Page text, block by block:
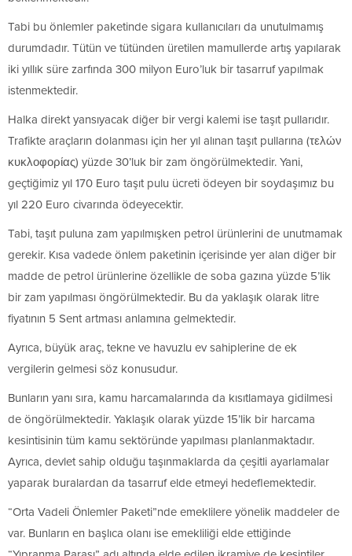
Tabi bu önlemler paketinde sigara kullanıcıları da unutulmamış
durumdadır. Tütün ve tütünden üretilen mamullerde artış yapılarak
iki yıllık süre zarfında 300 milyon Euro’luk bir tasarruf yapılmak
istenmektedir.
Halka direkt yansıyacak diğer bir vergi kalemi ise taşıt pullarıdır.
Trafikte araçların dolanması için her yıl alınan taşıt pullarına (τελών
κυκλοφορίας) yüzde 30’luk bir zam öngörülmektedir. Yani,
geçtiğimiz yıl 170 Euro taşıt pulu ücreti ödeyen bir soydaşımız bu
yıl 220 Euro civarında ödeyecektir.
Tabi, taşıt puluna zam yapılmışken petrol ürünlerini de unutmamak
gerekir. Kısa vadede önlem paketinin içerisinde yer alan diğer bir
madde de petrol ürünlerine özellikle de soba gazına yüzde 5’lik
bir zam yapılması öngörülmektedir. Bu da yaklaşık olarak litre
fiyatının 5 Sent artması anlamına gelmektedir.
Ayrıca, büyük araç, tekne ve havuzlu ev sahiplerine de ek
vergilerin gelmesi söz konusudur.
Bunların yanı sıra, kamu harcamalarında da kısıtlamaya gidilmesi
de öngörülmektedir. Yaklaşık olarak yüzde 15’lik bir harcama
kesintisinin tüm kamu sektöründe yapılması planlanmaktadır.
Ayrıca, devlet sahip olduğu taşınmaklarda da çeşitli ayarlamalar
yaparak buralardan da tasarruf elde etmeyi hedeflemektedir.
“Orta Vadeli Önlemler Paketi”nde emeklilere yönelik maddeler de
var. Bunların en başlıca olanı ise emekliliği elde ettiğinde